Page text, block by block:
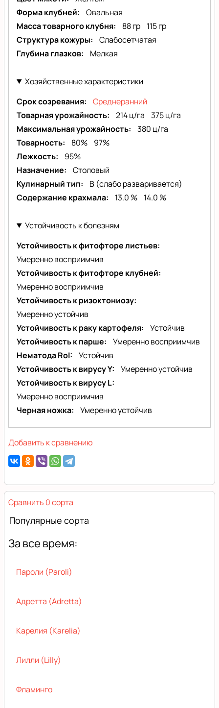
Форма клубней
Овальная
Масса товарного клубня
88 гр
115 гр
Структура кожуры
Слабосетчатая
Глубина глазков
Мелкая
Хозяйственные характеристики
Срок созревания
Среднеранний
Товарная урожайность
214 ц/га
375 ц/га
Максимальная урожайность
380 ц/га
Товарность
80%
97%
Лежкость
95%
Назначение
Столовый
Кулинарный тип
B (слабо разваривается)
Содержание крахмала
13.0 % 14.0 %
Устойчивость к болезням
Устойчивость к фитофторе листьев
Умеренно восприимчив
Устойчивость к фитофторе клубней
Умеренно восприимчив
Устойчивость к ризоктониозу
Умеренно устойчив
Устойчивость к раку картофеля
Устойчив
Устойчивость к парше
Умеренно восприимчив
Нематода RoI
Устойчив
Устойчивость к вирусу Y
Умеренно устойчив
Устойчивость к вирусу L
Умеренно восприимчив
Черная ножка
Умеренно устойчив
Добавить к сравнению
Сравнить 0 сорта
Популярные сорта
За все время:
Пароли (Paroli)
Адретта (Adretta)
Карелия (Karelia)
Лилли (Lilly)
Фламинго